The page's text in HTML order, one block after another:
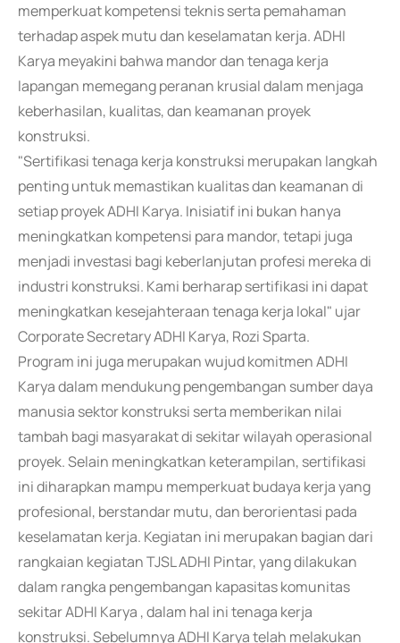
memperkuat kompetensi teknis serta pemahaman
terhadap aspek mutu dan keselamatan kerja. ADHI
Karya meyakini bahwa mandor dan tenaga kerja
lapangan memegang peranan krusial dalam menjaga
keberhasilan, kualitas, dan keamanan proyek
konstruksi.
"Sertifikasi tenaga kerja konstruksi merupakan langkah
penting untuk memastikan kualitas dan keamanan di
setiap proyek ADHI Karya. Inisiatif ini bukan hanya
meningkatkan kompetensi para mandor, tetapi juga
menjadi investasi bagi keberlanjutan profesi mereka di
industri konstruksi. Kami berharap sertifikasi ini dapat
meningkatkan kesejahteraan tenaga kerja lokal" ujar
Corporate Secretary ADHI Karya, Rozi Sparta.
Program ini juga merupakan wujud komitmen ADHI
Karya dalam mendukung pengembangan sumber daya
manusia sektor konstruksi serta memberikan nilai
tambah bagi masyarakat di sekitar wilayah operasional
proyek. Selain meningkatkan keterampilan, sertifikasi
ini diharapkan mampu memperkuat budaya kerja yang
profesional, berstandar mutu, dan berorientasi pada
keselamatan kerja. Kegiatan ini merupakan bagian dari
rangkaian kegiatan TJSL ADHI Pintar, yang dilakukan
dalam rangka pengembangan kapasitas komunitas
sekitar ADHI Karya , dalam hal ini tenaga kerja
konstruksi. Sebelumnya ADHI Karya telah melakukan